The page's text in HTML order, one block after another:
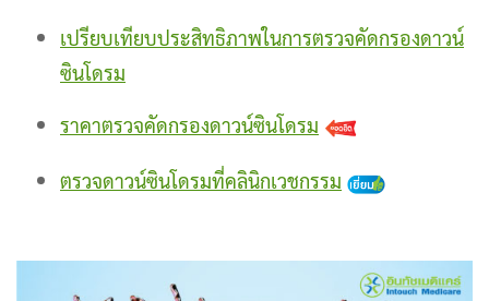
เปรียบเทียบประสิทธิภาพในการตรวจคัดกรองดาวน์
ซินโดรม
ราคาตรวจคัดกรองดาวน์ซินโดรม
ตรวจดาวน์ซินโดรมที่คลินิกเวชกรรม